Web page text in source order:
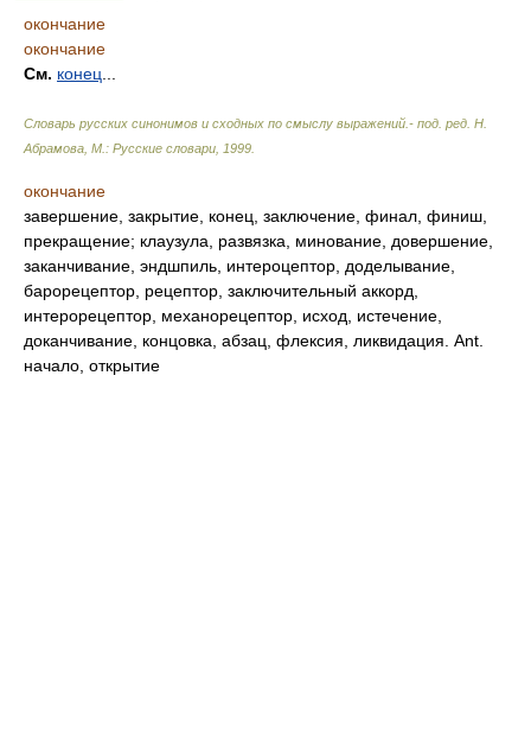
окончание
окончание
См. конец
Словарь русских синонимов и сходных по смыслу выражений.- под. ред. Н.
Абрамова, М.: Русские словари 1999
окончание
завершение, закрытие, конец, заключение, финал, финиш,
прекращение; клаузула, развязка, минование, довершение,
заканчивание, эндшпиль, интероцептор, доделывание,
барорецептор, рецептор, заключительный аккорд,
интерорецептор, механорецептор, исход, истечение,
доканчивание, концовка, абзац, флексия, ликвидация. Ant.
начало, открытие